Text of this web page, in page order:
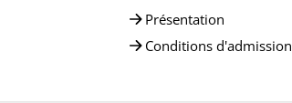
Présentation
Conditions d'admission